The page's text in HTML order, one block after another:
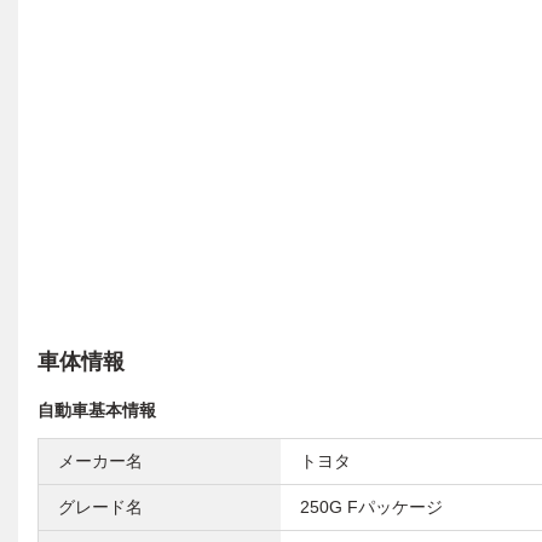
車体情報
自動車基本情報
メーカー名 トヨタ
グレード名 250G Fパッケージ